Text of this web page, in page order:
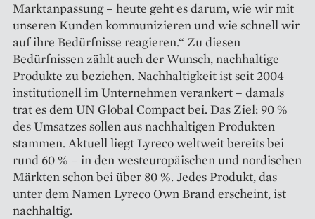
Marktanpassung – heute geht es darum, wie wir mit
unseren Kunden kommunizieren und wie schnell wir
auf ihre Bedürfnisse reagieren.“ Zu diesen
Bedürfnissen zählt auch der Wunsch, nachhaltige
Produkte zu beziehen. Nachhaltigkeit ist seit 2004
institutionell im Unternehmen verankert – damals
trat es dem UN Global Compact bei. Das Ziel: 90 %
des Umsatzes sollen aus nach­haltigen Produkten
stammen. Aktuell liegt Lyreco weltweit bereits bei
rund 60 % – in den westeuropäischen und nordischen
Märkten schon bei über 80 %. Jedes Produkt, das
unter dem Namen Lyreco Own Brand erscheint, ist
nachhaltig.